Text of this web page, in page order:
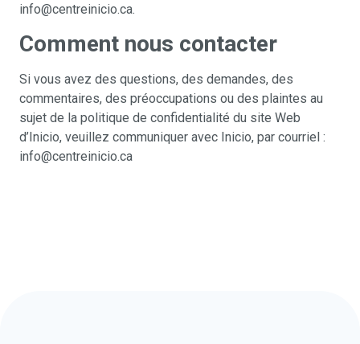
info@centreinicio.ca.
Comment nous contacter
Si vous avez des questions, des demandes, des
commentaires, des préoccupations ou des plaintes au
sujet de la politique de confidentialité du site Web
d’Inicio, veuillez communiquer avec Inicio, par courriel :
info@centreinicio.ca